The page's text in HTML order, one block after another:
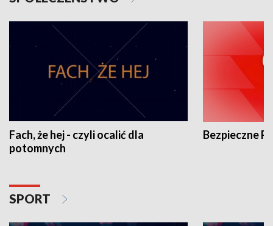
Fach, że hej - czyli ocalić dla
potomnych
Bezpieczne
SPORT